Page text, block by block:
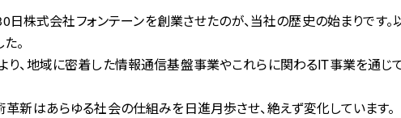
株式会社フォンテーンを創業させたのが、当社の歴史の始まりです。
。
り、地域に密着した情報通信基盤事業やこれらに関わるIT事業を通じ
革新はあらゆる社会の仕組みを日進月歩させ、絶えず変化しています。